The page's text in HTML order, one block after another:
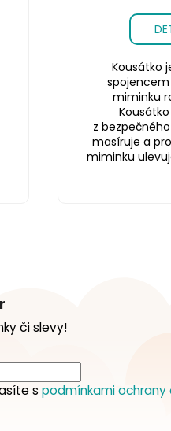
Kousátko
spojencem
miminku
z
masíruje a
miminku
či slevy!
s podmínkami ochrany